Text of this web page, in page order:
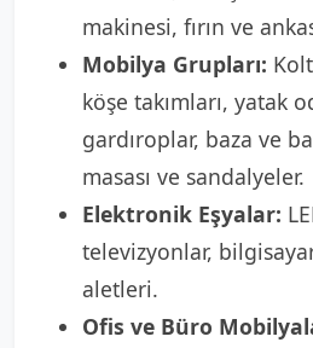
makinesi, fırın ve
Mobilya Grupları:
köşe takımları, yatak
gardıroplar, baza ve
masası ve sandalyeler.
Elektronik Eşyalar:
televizyonlar,
aletleri.
Ofis ve Büro